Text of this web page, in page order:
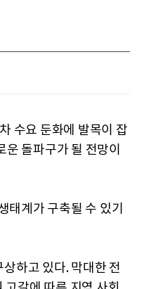
수요 둔화에 발목이 잡
돌파구가 될 전망이
태계가 구축될 수 있기
하고 있다. 막대한 전